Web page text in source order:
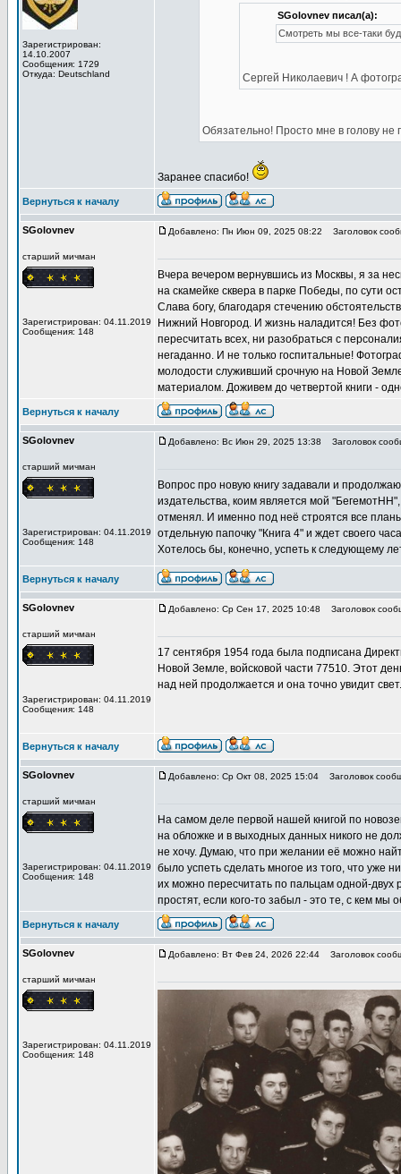
Зарегистрирован:
14.10.2007
Сообщения: 1729
Откуда: Deutschland
SGolovnev писал(а):
Смотреть мы все-таки
Сергей Николаевич ! А
Обязательно! Просто мне в голову
Заранее спасибо!
Вернуться к началу
SGolovnev
старший мичман
Зарегистрирован: 04.11.2019
Сообщения: 148
Добавлено: Пн Июн 09, 2025 08:22 Заголовок
Вчера вечером вернувшись из Москвы, я за
на скамейке сквера в парке Победы, по сути
Слава богу, благодаря стечению
Нижний Новгород. И жизнь наладится! Без
пересчитать всех, ни разобраться с
негаданно. И не только госпитальные!
молодости служивший срочную на Новой
материалом. Доживем до четвертой книги -
Вернуться к началу
SGolovnev
старший мичман
Зарегистрирован: 04.11.2019
Сообщения: 148
Добавлено: Вс Июн 29, 2025 13:38 Заголовок
Вопрос про новую книгу задавали и
издательства, коим является мой
отменял. И именно под неё строятся все
отдельную папочку "Книга 4" и ждет своего
Хотелось бы, конечно, успеть к следующему
Вернуться к началу
SGolovnev
старший мичман
Зарегистрирован: 04.11.2019
Сообщения: 148
Добавлено: Ср Сен 17, 2025 10:48 Заголовок
17 сентября 1954 года была подписана
Новой Земле, войсковой части 77510. Этот
над ней продолжается и она точно увидит свет.
Вернуться к началу
SGolovnev
старший мичман
Зарегистрирован: 04.11.2019
Сообщения: 148
Добавлено: Ср Окт 08, 2025 15:04 Заголовок
На самом деле первой нашей книгой по
на обложке и в выходных данных никого не
не хочу. Думаю, что при желании её можно
было успеть сделать многое из того, что уже
их можно пересчитать по пальцам одной-
простят, если кого-то забыл - это те, с кем
Вернуться к началу
SGolovnev
старший мичман
Зарегистрирован: 04.11.2019
Сообщения: 148
Добавлено: Вт Фев 24, 2026 22:44 Заголовок